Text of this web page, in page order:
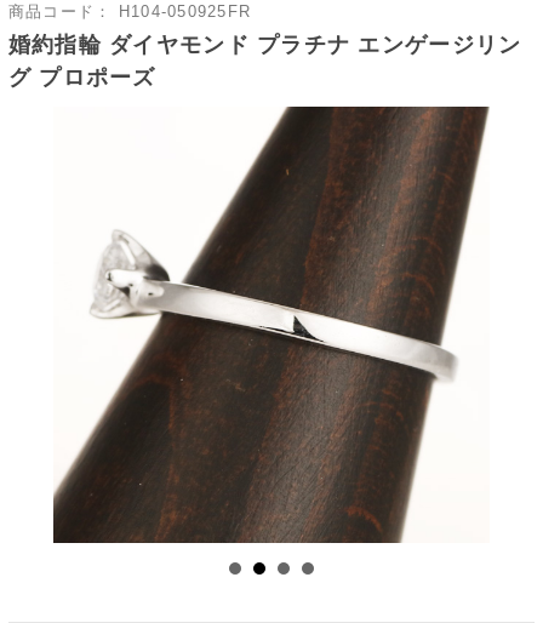
商品コード：
H104-050925FR
婚約指輪 ダイヤモンド プラチナ エンゲージリン
グ プロポーズ